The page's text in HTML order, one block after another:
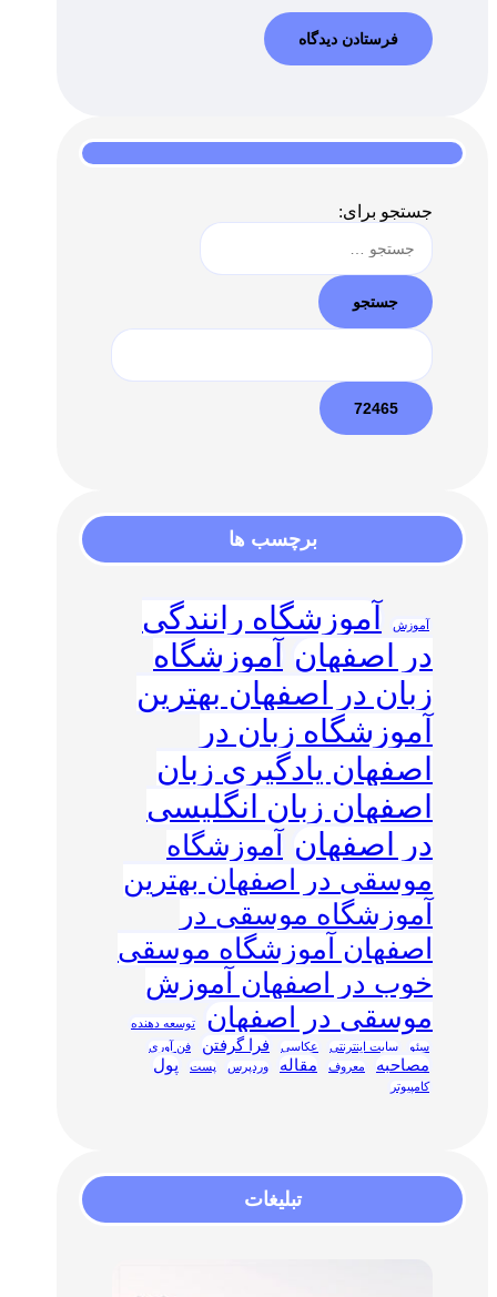
جستجو برای:
برچسب ها
آموزش
آموزشگاه رانندگی
در اصفهان
آموزشگاه
زبان در اصفهان بهترین
آموزشگاه زبان در
اصفهان یادگیری زبان
اصفهان زبان انگلیسی
در اصفهان آموزشگاه
موسقی در اصفهان بهترین
آموزشگاه موسقی در
اصفهان آموزشگاه موسقی
خوب در اصفهان آموزش
موسقی در اصفهان
توسعه دهنده
سئو
سایت اینترنتی عکاسی فرا گرفتن فن آوری
مصاحبه معروف مقاله وردپرس پست پول
کامپیوتر
تبلیغات